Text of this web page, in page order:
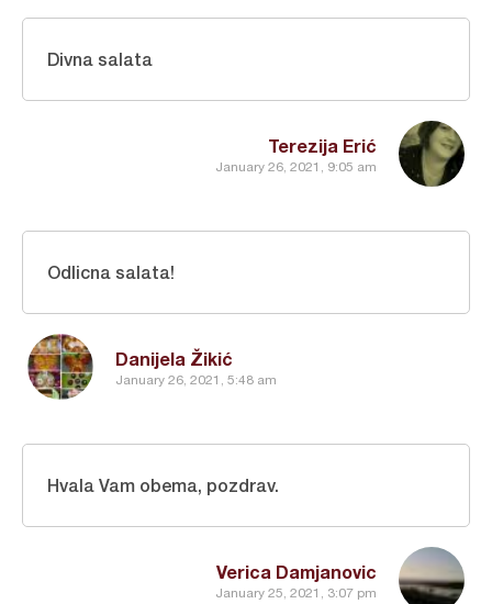
Terezija Erić
January 26, 2021, 9:05 am
Divna salata
Danijela Žikić
January 26, 2021, 5:48 am
Odlicna salata!
Verica Damjanovic
January 25, 2021, 3:07 pm
Hvala Vam obema, pozdrav.